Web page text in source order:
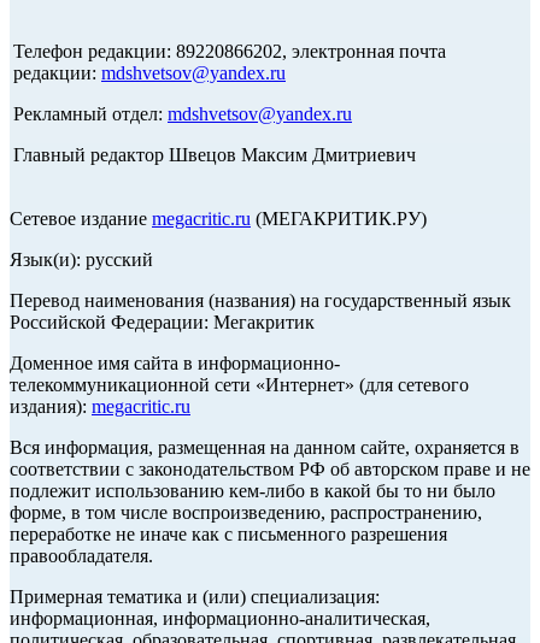
Телефон редакции: 89220866202, электронная почта
редакции: mdshvetsov@yandex.ru
Рекламный отдел: mdshvetsov@yandex.ru
Главный редактор Швецов Максим Дмитриевич
Сетевое издание megacritic.ru (МЕГАКРИТИК.РУ)
Язык(и): русский
Перевод наименования (названия) на государственный язык
Российской Федерации: Мегакритик
Доменное имя сайта в информационно-
телекоммуникационной сети «Интернет» (для сетевого
издания): megacritic.ru
Вся информация, размещенная на данном сайте, охраняется в
соответствии с законодательством РФ об авторском праве и не
подлежит использованию кем-либо в какой бы то ни было
форме, в том числе воспроизведению, распространению,
переработке не иначе как с письменного разрешения
правообладателя.
Примерная тематика и (или) специализация:
информационная, информационно-аналитическая,